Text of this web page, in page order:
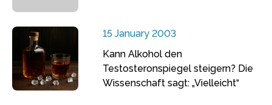
15 January 2003
Kann Alkohol den
Testosteronspiegel steigern? Die
Wissenschaft sagt: „Vielleicht“